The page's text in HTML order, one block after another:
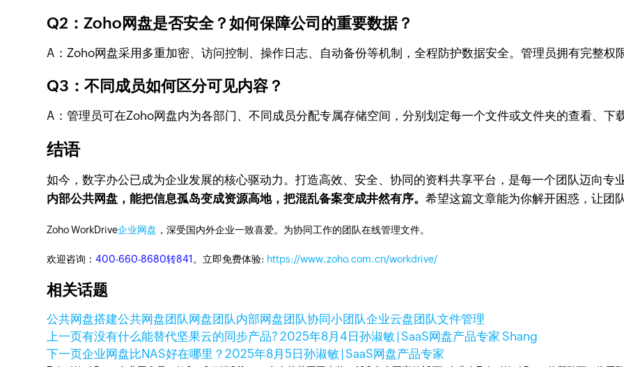
Q2：Zoho网盘是否安全？如何保障公司的重要数据？
A：Zoho网盘采用多重加密、访问控制、操作日志、自动备份等机制，全程防护数据安全。管理员拥有完整权
Q3：不同成员如何区分可见内容？
A：管理员可在Zoho网盘内为各部门、不同成员分配专属存储空间，分别划定每一个文件或文件夹的查看、下
结语
如今，数字办公已成为企业发展的核心驱动力。打造高效、安全、协同的资料共享平台，是每一个团队迈向专
内部公共网盘，能把信息孤岛变成资源高地，把混乱备案变成井然有序。希望这篇文章能为你解开困惑，让团
Zoho WorkDrive企业网盘 ，深受国内外企业一致喜爱。为协同工作的团队在线管理文件。
欢迎咨询：400-660-8680转841 。立即免费体验: https://www.zoho.com.cn/workdrive/
相关话题
公共网盘搭建公共网盘团队网盘团队内部网盘团队协同小团队企业云盘团队文件管理
上一页有没有什么能替代坚果云的同步产品?2025年8月4日孙淑敏 | SaaS网盘产品专家 Shang
下一页企业网盘比NAS好在哪里？2025年8月5日孙淑敏 | SaaS网盘产品专家